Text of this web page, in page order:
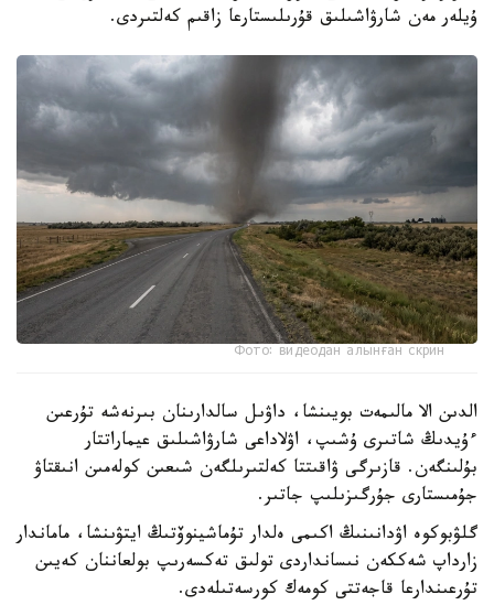
ۇيلەر مەن شارۋاشىلىق قۇرىلىستارعا زاقىم كەلتىردى.
Фото: видеодан алынған скрин
الدىن الا مالىمەت بويىنشا، داۋىل سالدارىنان بىرنەشە تۇرعىن
ءۇيدىڭ شاتىرى ۇشىپ، اۋلاداعى شارۋاشىلىق عيماراتتار
بۇلىنگەن. قازىرگى ۋاقىتتا كەلتىرىلگەن شىعىن كولەمىن انىقتاۋ
جۇمىستارى جۇرگىزىلىپ جاتىر.
گلۋبوكوە اۋدانىنىڭ اكىمى ەلدار تۇماشينوۆتىڭ ايتۋىنشا، ماماندار
زارداپ شەككەن نىسانداردى تولىق تەكسەرىپ بولعاننان كەيىن
تۇرعىندارعا قاجەتتى كومەك كورسەتىلەدى.